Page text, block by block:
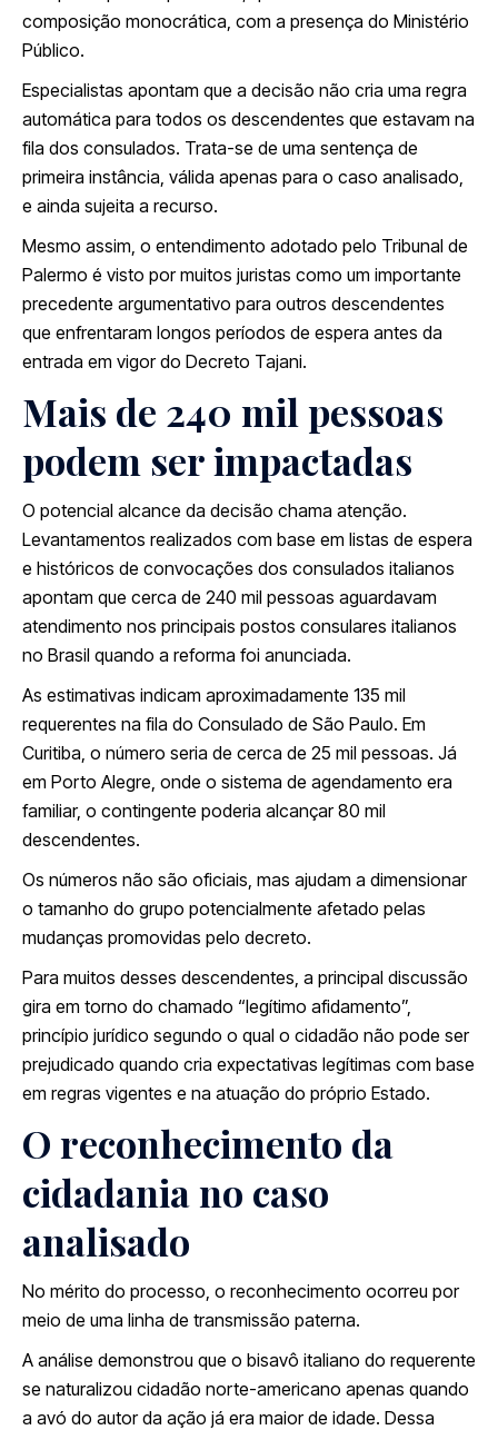
composição monocrática, com a presença do Ministério
Público.
Especialistas apontam que a decisão não cria uma regra
automática para todos os descendentes que estavam na
fila dos consulados. Trata-se de uma sentença de
primeira instância, válida apenas para o caso analisado,
e ainda sujeita a recurso.
Mesmo assim, o entendimento adotado pelo Tribunal de
Palermo é visto por muitos juristas como um importante
precedente argumentativo para outros descendentes
que enfrentaram longos períodos de espera antes da
entrada em vigor do Decreto Tajani.
Mais de 240 mil pessoas
podem ser impactadas
O potencial alcance da decisão chama atenção.
Levantamentos realizados com base em listas de espera
e históricos de convocações dos consulados italianos
apontam que cerca de 240 mil pessoas aguardavam
atendimento nos principais postos consulares italianos
no Brasil quando a reforma foi anunciada.
As estimativas indicam aproximadamente 135 mil
requerentes na fila do Consulado de São Paulo. Em
Curitiba, o número seria de cerca de 25 mil pessoas. Já
em Porto Alegre, onde o sistema de agendamento era
familiar, o contingente poderia alcançar 80 mil
descendentes.
Os números não são oficiais, mas ajudam a dimensionar
o tamanho do grupo potencialmente afetado pelas
mudanças promovidas pelo decreto.
Para muitos desses descendentes, a principal discussão
gira em torno do chamado “legítimo afidamento”,
princípio jurídico segundo o qual o cidadão não pode ser
prejudicado quando cria expectativas legítimas com base
em regras vigentes e na atuação do próprio Estado.
O reconhecimento da
cidadania no caso
analisado
No mérito do processo, o reconhecimento ocorreu por
meio de uma linha de transmissão paterna.
A análise demonstrou que o bisavô italiano do requerente
se naturalizou cidadão norte-americano apenas quando
a avó do autor da ação já era maior de idade. Dessa